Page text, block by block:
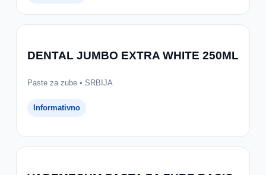
DENTAL JUMBO EXTRA WHITE 250ML
Paste za zube • SRBIJA
Informativno